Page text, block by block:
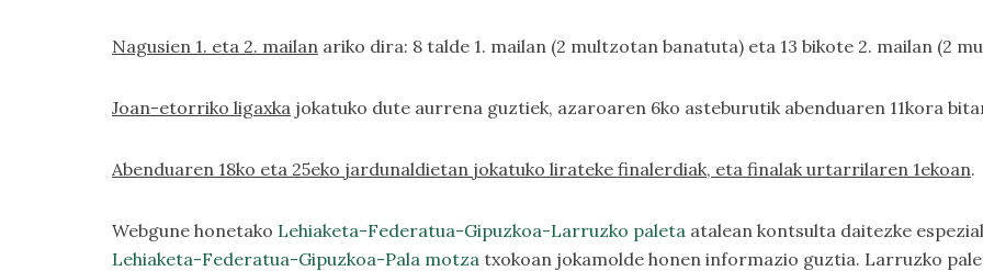
Nagusien 1. eta 2. mailan ariko dira: 8 talde 1. mailan (2 multzotan banatuta) eta 13 bikote 2. mailan (2
Joan-etorriko ligaxka jokatuko dute aurrena guztiek, azaroaren 6ko asteburutik abenduaren 11kora
Abenduaren 18ko eta 25eko jardunaldietan jokatuko lirateke finalerdiak, eta finalak urtarrilaren 1ekoan.
Webgune honetako Lehiaketa-Federatua-Gipuzkoa-Larruzko paleta atalean kontsulta daitezke
Lehiaketa-Federatua-Gipuzkoa-Pala motza txokoan jokamolde honen informazio guztia. Larruzko